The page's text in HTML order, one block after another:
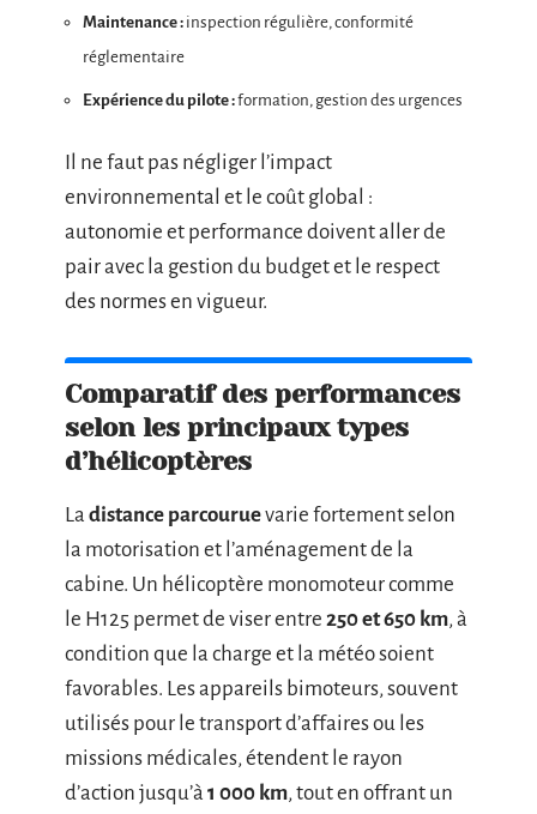
Maintenance : inspection régulière, conformité
réglementaire
Expérience du pilote :formation, gestion des urgences
Il ne faut pas négliger l’impact
environnemental et le coût global :
autonomie et performance doivent aller de
pair avec la gestion du budget et le respect
des normes en vigueur.
Comparatif des performances
selon les principaux types
d’hélicoptères
La distance parcouruevarie fortement selon
la motorisation et l’aménagement de la
cabine. Un hélicoptère monomoteur comme
le H125 permet de viser entre 250 et 650 km, à
condition que la charge et la météo soient
favorables. Les appareils bimoteurs, souvent
utilisés pour le transport d’affaires ou les
missions médicales, étendent le rayon
d’action jusqu’à 1 000 km, tout en offrant un